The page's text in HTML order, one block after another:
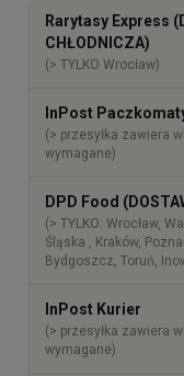
Cena nie zawiera
Rarytasy Express
CHŁODNICZA)
(> TYLKO Wrocław)
InPost
(> przesyłka zawiera
wymagane)
DPD Food
(> TYLKO: Wrocław,
Śląska , Kraków,
Bydgoszcz, Toruń,
InPost Kurier
(> przesyłka zawiera
wymagane)